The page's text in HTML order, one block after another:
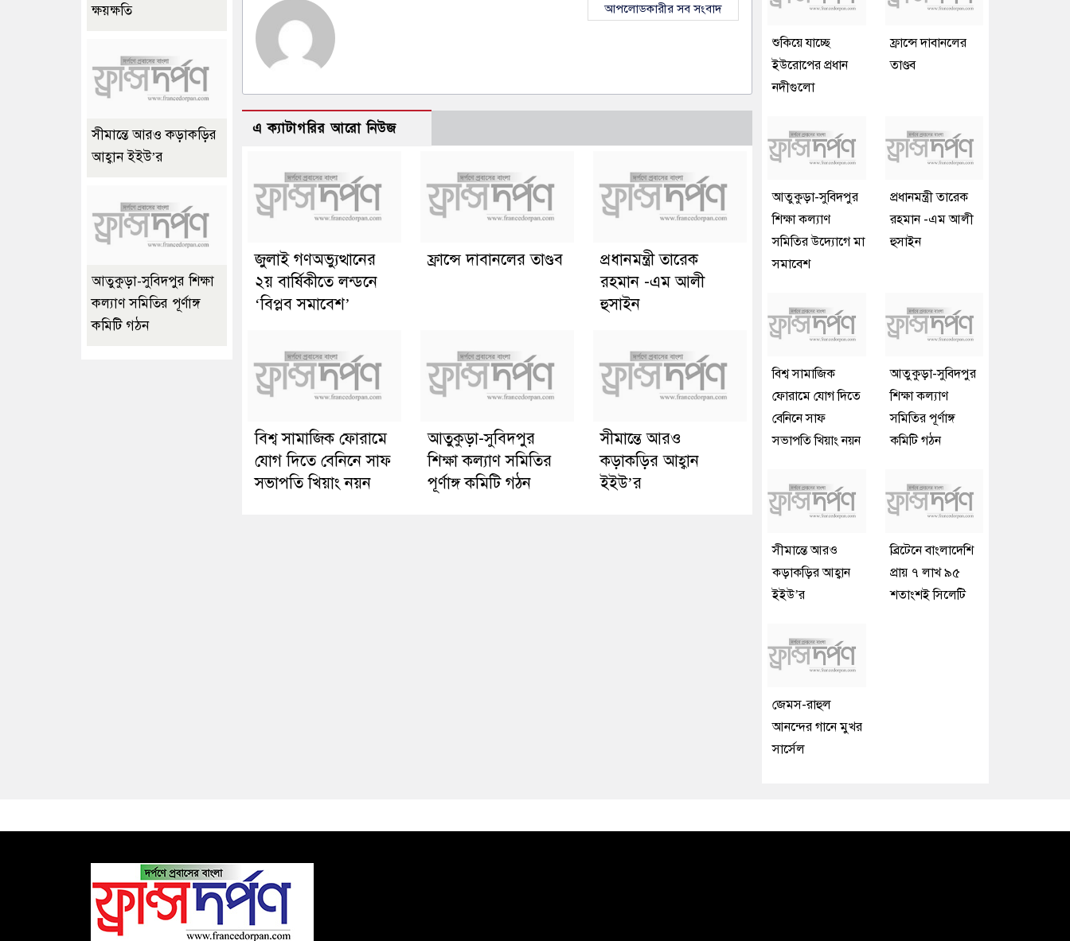
আপলোডকারীর সব সংবাদ
এ ক্যাটাগরির আরো নিউজ
জুলাই গণঅভ্যুত্থানের
২য় বার্ষিকীতে লন্ডনে
‘বিপ্লব সমাবেশ’
ফ্রান্সে দাবানলের তাণ্ডব
প্রধানমন্ত্রী তারেক
রহমান -এম আলী
হুসাইন
বিশ্ব সামাজিক ফোরামে
যোগ দিতে বেনিনে সাফ
সভাপতি খিয়াং নয়ন
আতুকুড়া-সুবিদপুর
শিক্ষা কল্যাণ সমিতির
পূর্ণাঙ্গ কমিটি গঠন
সীমান্তে আরও
কড়াকড়ির আহ্বান
ইইউ’র
ক্ষয়ক্ষতি
সীমান্তে আরও কড়াকড়ির
আহ্বান ইইউ’র
আতুকুড়া-সুবিদপুর শিক্ষা
কল্যাণ সমিতির পূর্ণাঙ্গ
কমিটি গঠন
শুকিয়ে যাচ্ছে
ইউরোপের প্রধান
নদীগুলো
ফ্রান্সে দাবানলের
তাণ্ডব
আতুকুড়া-সুবিদপুর
শিক্ষা কল্যাণ
সমিতির উদ্যোগে মা
সমাবেশ
প্রধানমন্ত্রী তারেক
রহমান -এম আলী
হুসাইন
বিশ্ব সামাজিক
ফোরামে যোগ দিতে
বেনিনে সাফ
সভাপতি খিয়াং নয়ন
আতুকুড়া-সুবিদপুর
শিক্ষা কল্যাণ
সমিতির পূর্ণাঙ্গ
কমিটি গঠন
সীমান্তে আরও
কড়াকড়ির আহ্বান
ইইউ’র
ব্রিটেনে বাংলাদেশি
প্রায় ৭ লাখ ৯৫
শতাংশই সিলেটি
জেমস-রাহুল
আনন্দের গানে মুখর
সার্সেল